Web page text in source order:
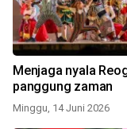
Menjaga nyala
panggung zaman
Minggu, 14 Juni 2026